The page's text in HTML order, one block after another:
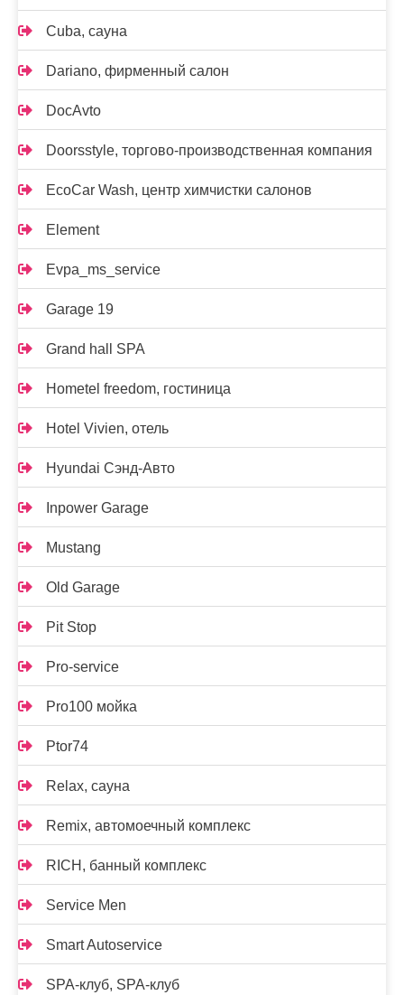
Cuba, сауна
Dariano, фирменный салон
DocAvto
Doorsstyle, торгово-производственная компания
EcoCar Wash, центр химчистки салонов
Element
Evpa_ms_service
Garage 19
Grand hall SPA
Hometel freedom, гостиница
Hotel Vivien, отель
Hyundai Сэнд-Авто
Inpower Garage
Mustang
Old Garage
Pit Stop
Pro-service
Pro100 мойка
Ptor74
Relax, сауна
Remix, автомоечный комплекс
RICH, банный комплекс
Service Men
Smart Autoservice
SPA-клуб, SPA-клуб